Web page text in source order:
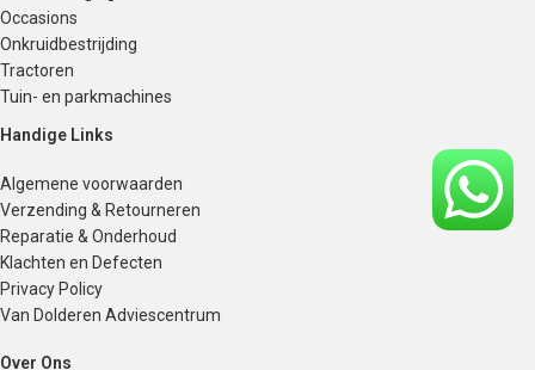
Occasions
Onkruidbestrijding
Tractoren
Tuin- en parkmachines
Handige Links
Algemene voorwaarden
Verzending & Retourneren
Reparatie & Onderhoud
Klachten en Defecten
Privacy Policy
Van Dolderen Adviescentrum
Over Ons